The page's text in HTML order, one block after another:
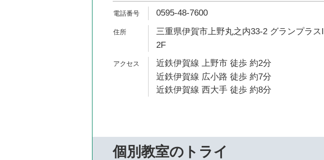
0595-48-7600
三重県伊賀市上野丸之内33-2 グランプラスI
2F
近鉄伊賀線 上野市 徒歩 約2分
近鉄伊賀線 広小路 徒歩 約7分
近鉄伊賀線 西大手 徒歩 約8分
個別教室のトライ